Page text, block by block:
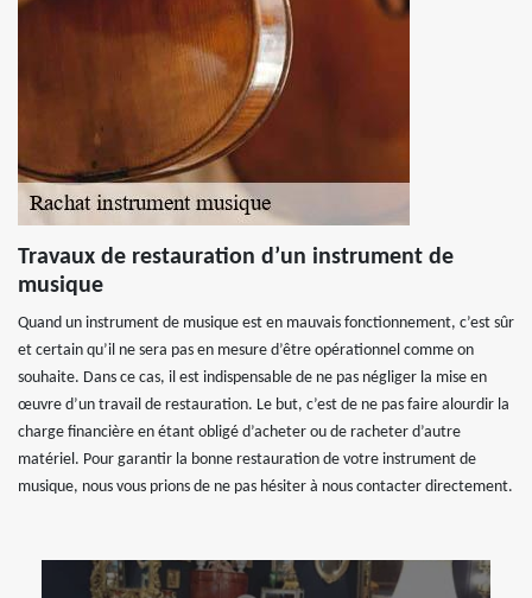
Travaux de restauration d’un instrument de
musique
Quand un instrument de musique est en mauvais fonctionnement, c’est sûr
et certain qu’il ne sera pas en mesure d’être opérationnel comme on
souhaite. Dans ce cas, il est indispensable de ne pas négliger la mise en
œuvre d’un travail de restauration. Le but, c’est de ne pas faire alourdir la
charge financière en étant obligé d’acheter ou de racheter d’autre
matériel. Pour garantir la bonne restauration de votre instrument de
musique, nous vous prions de ne pas hésiter à nous contacter directement.